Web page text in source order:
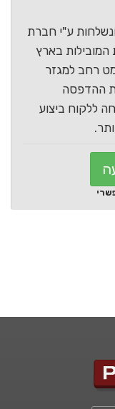
ע"י חברת
בארץ
רחב למגזר
ההדפסה
ללקוח ביצוע